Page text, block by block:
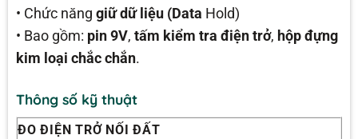
• Chức năng giữ dữ liệu (Data Hold)
• Bao gồm: pin 9V, tấm kiểm tra điện trở, hộp đựng
kim loại chắc chắn.
Thông số kỹ thuật
ĐO ĐIỆN TRỞ NỐI ĐẤT